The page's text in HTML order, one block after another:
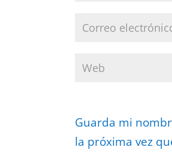
Guarda mi
la próxima vez